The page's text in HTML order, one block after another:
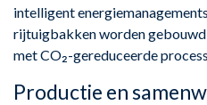
intelligent
rijtuigbakken worden
met CO₂-gereduceerde
Productie en